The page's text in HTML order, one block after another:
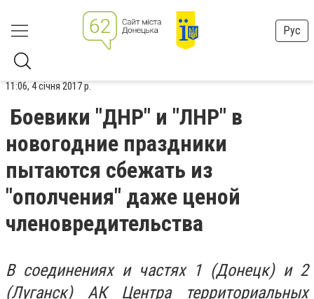
Рус
11:06, 4 січня 2017 р.
Боевики "ДНР" и "ЛНР" в
новогодние праздники
пытаются сбежать из
"ополчения" даже ценой
членовредительства
В соединениях и частях 1 (Донецк) и 2
(Луганск) АК Центра территориальных